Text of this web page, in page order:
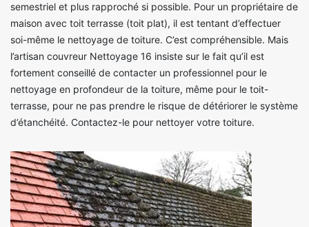
semestriel et plus rapproché si possible. Pour un propriétaire de
maison avec toit terrasse (toit plat), il est tentant d’effectuer
soi-même le nettoyage de toiture. C’est compréhensible. Mais
l’artisan couvreur Nettoyage 16 insiste sur le fait qu’il est
fortement conseillé de contacter un professionnel pour le
nettoyage en profondeur de la toiture, même pour le toit-
terrasse, pour ne pas prendre le risque de détériorer le système
d’étanchéité. Contactez-le pour nettoyer votre toiture.